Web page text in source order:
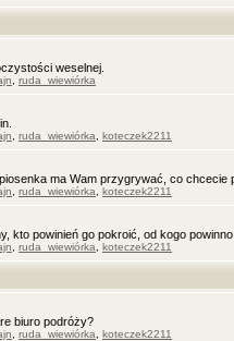
weselnej.
ruda_wiewiórka
ruda_wiewiórka koteczek2211
ma Wam przygrywać, co chcecie
ruda_wiewiórka koteczek2211
kto powinień go pokroić, od kogo
ruda_wiewiórka koteczek2211
biuro podróży?
ruda_wiewiórka koteczek2211